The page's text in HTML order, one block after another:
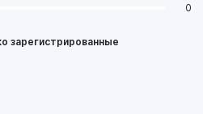
0
зарегистрированные